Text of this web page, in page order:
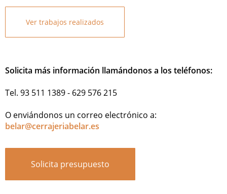
Ver trabajos realizados
Solicita más información llamándonos a los teléfonos:
Tel. 93 511 1389 - 629 576 215
O enviándonos un correo electrónico a:
belar@cerrajeriabelar.es
Solicita presupuesto